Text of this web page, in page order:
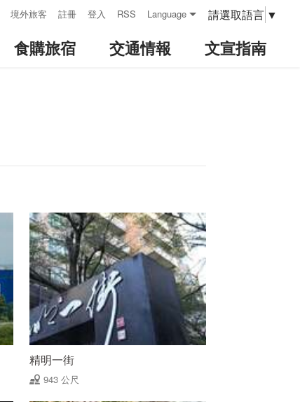
境外旅客 註冊 登入 RSS Language 請選取語言 ▼
食購旅宿 交通情報 文宣指南
精明一街
943 公尺